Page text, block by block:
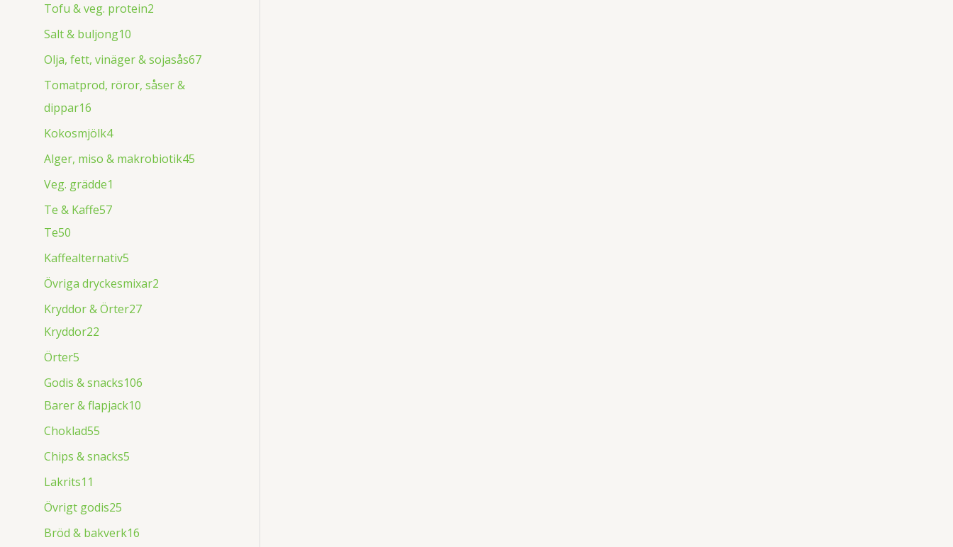
Tofu & veg. protein2
Salt & buljong10
Olja, fett, vinäger & sojasås67
Tomatprod, röror, såser &
dippar16
Kokosmjölk4
Alger, miso & makrobiotik45
Veg. grädde1
Te & Kaffe57
Te50
Kaffealternativ5
Övriga dryckesmixar2
Kryddor & Örter27
Kryddor22
Örter5
Godis & snacks106
Barer & flapjack10
Choklad55
Chips & snacks5
Lakrits11
Övrigt godis25
Bröd & bakverk16